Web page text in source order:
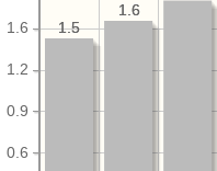
0.6
0.9
1.2
1.6
1.6
1.5
1.6
1.5